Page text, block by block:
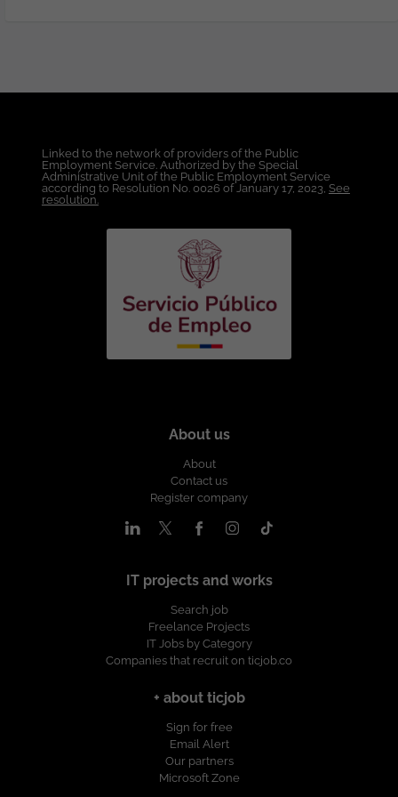
configuración de ambientes locales o en
nube para replicar condiciones de
pruebas, Metodologías Ágiles.
Bogotá. Modalidad de Trabajo:
acuerdo a la experiencia. Esta oferta de
trabajo es publicada bajo la propiedad
exclusiva de ticjob.co
Linked to the network of providers of the Public
Employment Service. Authorized by the Special
Administrative Unit of the Public Employment Service
according to Resolution No. 0026 of January 17, 2023, See
resolution.
About us
About
Contact us
Register company
IT projects and works
Search job
Freelance Projects
IT Jobs by Category
Companies that recruit on ticjob.co
+ about ticjob
Sign for free
Email Alert
Our partners
Microsoft Zone